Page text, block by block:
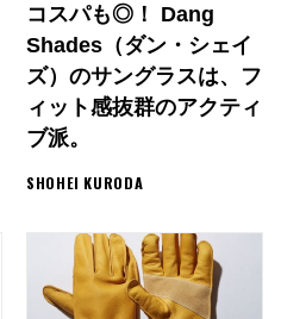
コスパも◎！ Dang
Shades（ダン・シェイ
ズ）のサングラスは、フ
ィット感抜群のアクティ
ブ派。
SHOHEI KURODA